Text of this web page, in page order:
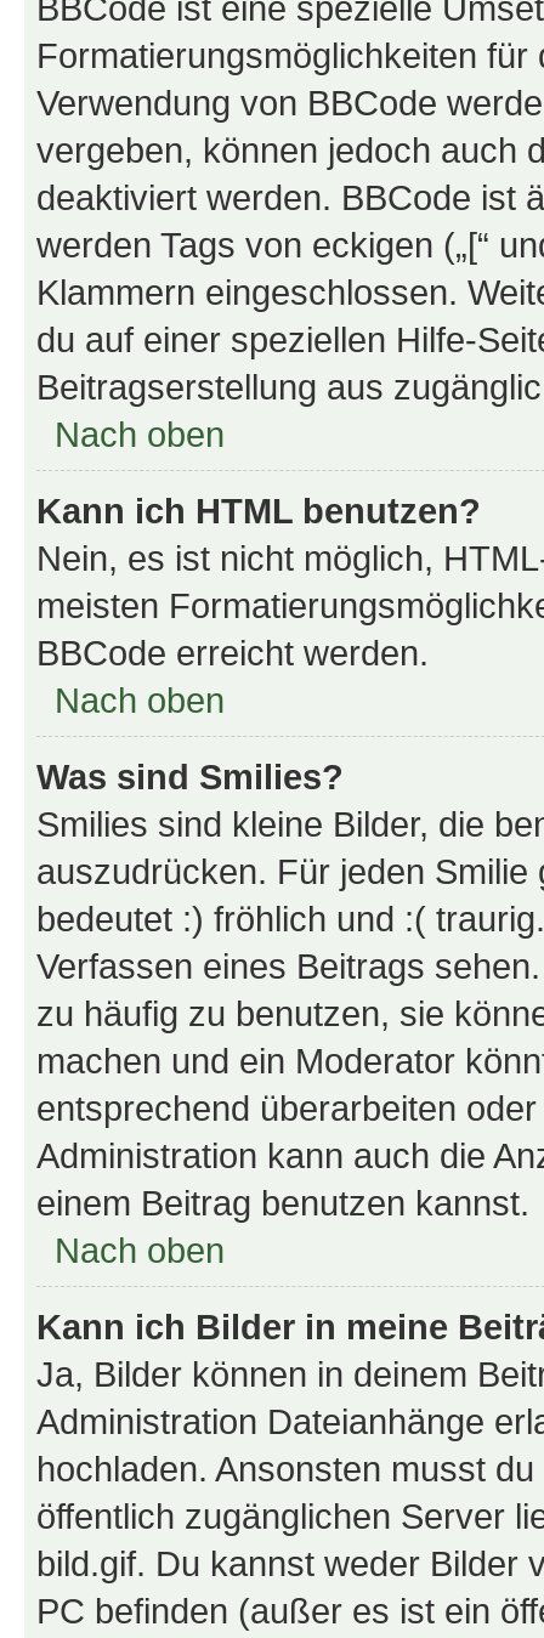
Formatierungsmöglichkeiten
Verwendung von BBCode
vergeben, können jedoch auch
deaktiviert werden. BBCode ist
werden Tags von eckigen („[“
Klammern eingeschlossen.
du auf einer speziellen Hilfe-
Beitragserstellung aus
Nach oben
Kann ich HTML benutzen?
Nein, es ist nicht möglich,
meisten
BBCode erreicht werden.
Nach oben
Was sind Smilies?
Smilies sind kleine Bilder, die
auszudrücken. Für jeden
bedeutet :) fröhlich und :(
Verfassen eines Beitrags
zu häufig zu benutzen, sie
machen und ein Moderator
entsprechend überarbeiten
Administration kann auch die
einem Beitrag benutzen kannst.
Nach oben
Kann ich Bilder in meine
Ja, Bilder können in deinem
Administration Dateianhänge
hochladen. Ansonsten musst
öffentlich zugänglichen Server
bild.gif. Du kannst weder Bilder
PC befinden (außer es ist ein